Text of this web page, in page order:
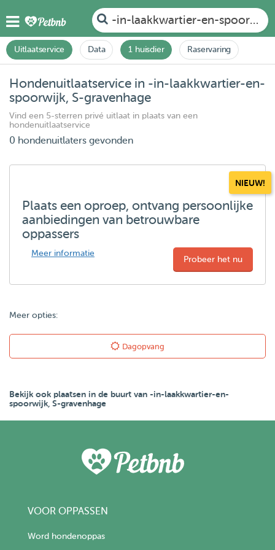
-in-laakkwartier-en-spoorwijk,
Uitlaatservice Data 1 huisdier Raservaring
Hondenuitlaatservice in -in-laakkwartier-en-
spoorwijk, S-gravenhage
Vind een 5-sterren privé uitlaat in plaats van een
hondenuitlaatservice
0 hondenuitlaters gevonden
NIEUW!
Plaats een oproep, ontvang persoonlijke
aanbiedingen van betrouwbare
oppassers
Meer informatie
Probeer het nu
Meer opties:
Dagopvang
Bekijk ook plaatsen in de buurt van -in-laakkwartier-en-
spoorwijk, S-gravenhage
VOOR OPPASSEN
Word hondenoppas